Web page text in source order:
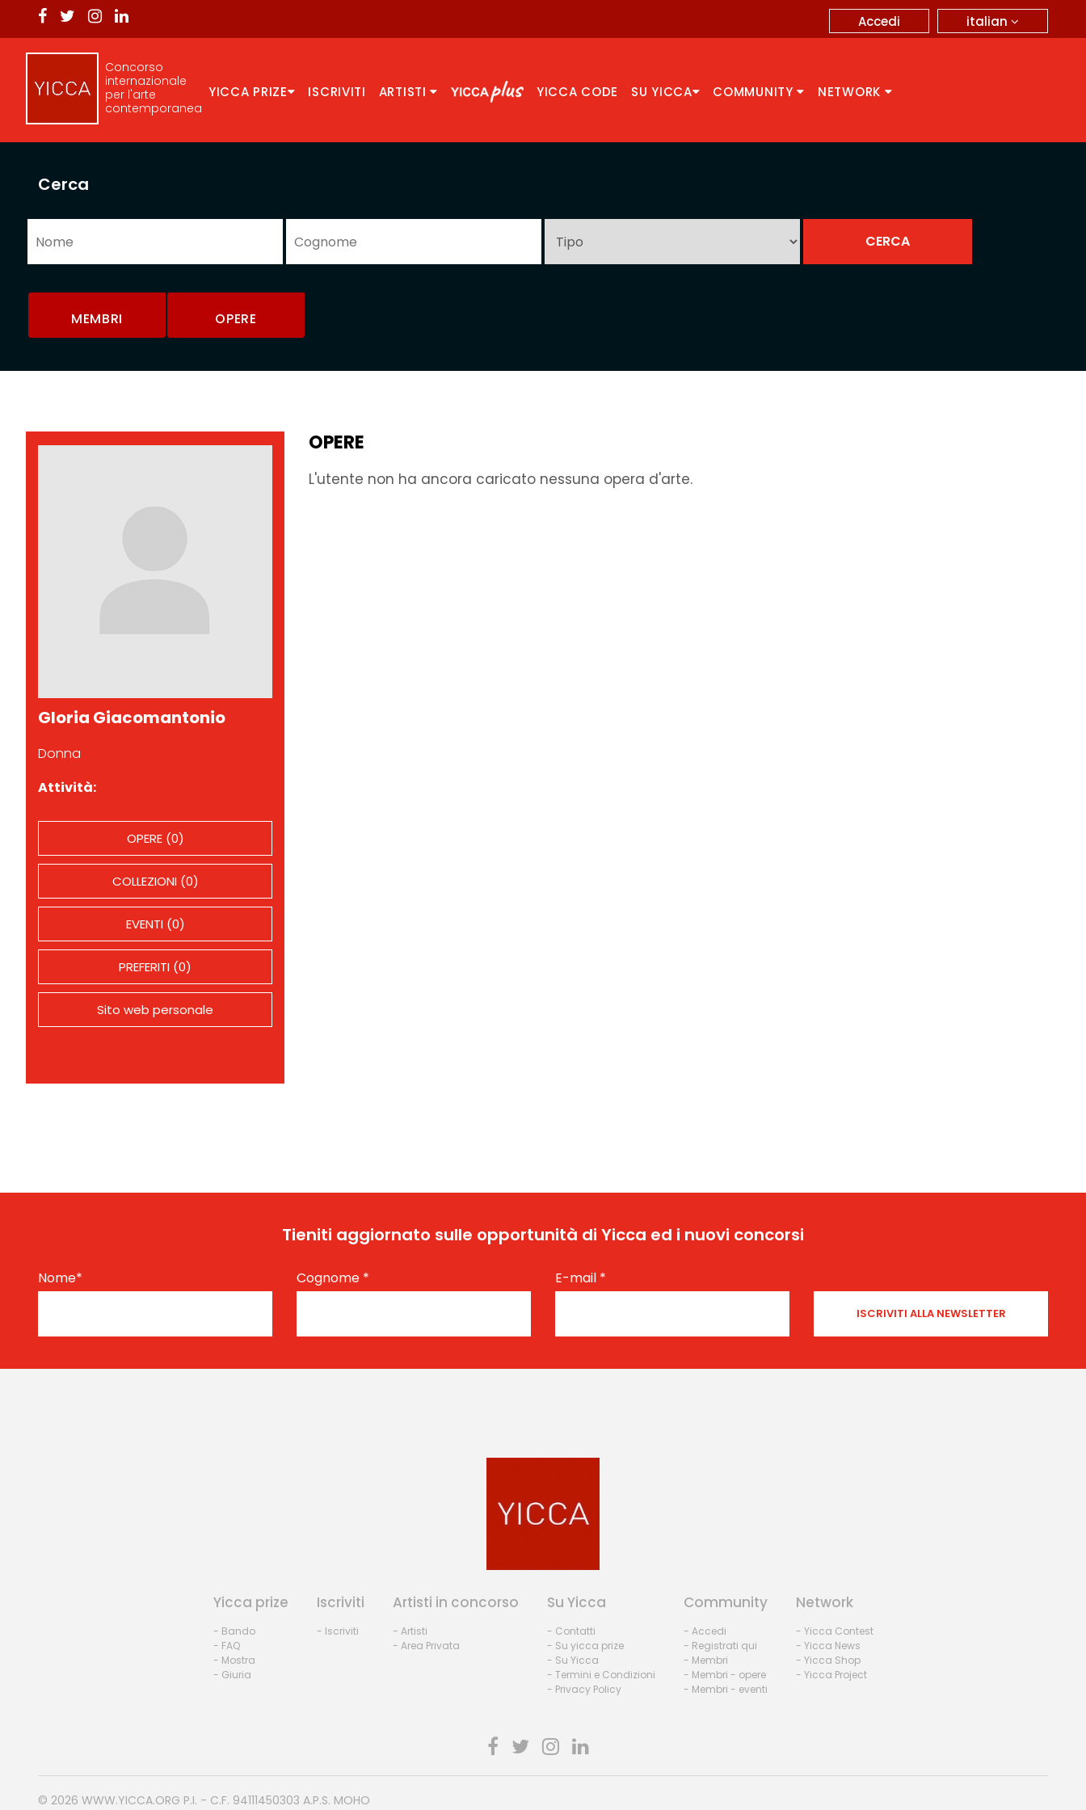
italian
Accedi
Concorso
internazionale
per l'arte
contemporanea
YICCA PRIZE ISCRIVITI ARTISTI YICCA CODE SU YICCA COMMUNITY NETWORK
Cerca
MEMBRI OPERE
Gloria Giacomantonio
Donna
Attività:
OPERE (0)
COLLEZIONI (0)
EVENTI (0)
PREFERITI (0)
Sito web personale
OPERE
L'utente non ha ancora caricato nessuna opera d'arte.
Tieniti aggiornato sulle opportunità di Yicca ed i nuovi concorsi
Nome* Cognome * E-mail *
Yicca prize
- Bando
- FAQ
- Mostra
- Giuria
Iscriviti
- Iscriviti
Artisti in concorso
- Artisti
- Area Privata
Su Yicca
- Contatti
- Su yicca prize
- Su Yicca
- Termini e Condizioni
- Privacy Policy
Community
- Accedi
- Registrati qui
- Membri
- Membri - opere
- Membri - eventi
Network
- Yicca Contest
- Yicca News
- Yicca Shop
- Yicca Project
© 2026 WWW.YICCA.ORG P.I. - C.F. 94111450303 A.P.S. MOHO